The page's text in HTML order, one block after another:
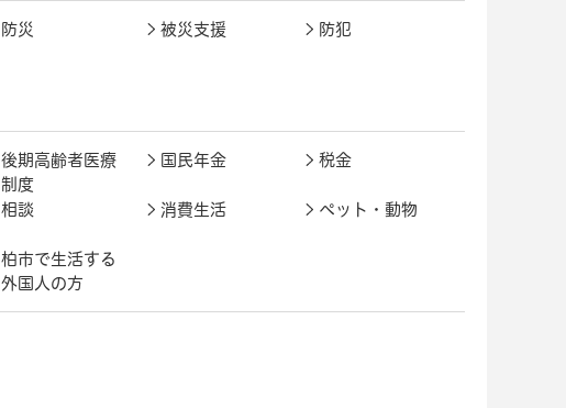
防災 被災支援 防犯
後期高齢者医療
制度
国民年金 税金
相談 消費生活 ペット・動物
柏市で生活する
外国人の方